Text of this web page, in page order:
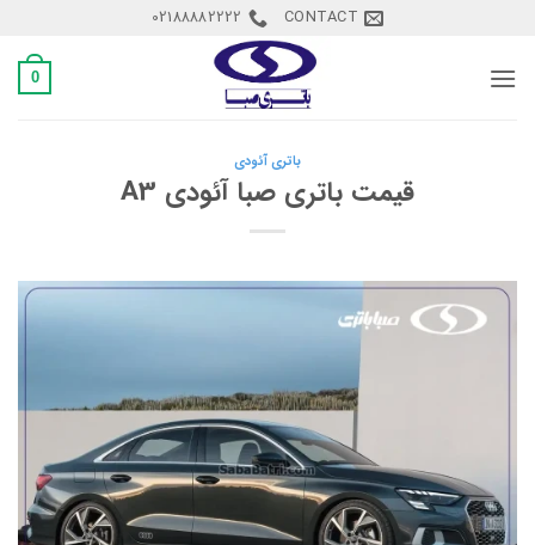
content
CONTACT
02188882222
0
باتری آئودی
قیمت باتری صبا آئودی A3